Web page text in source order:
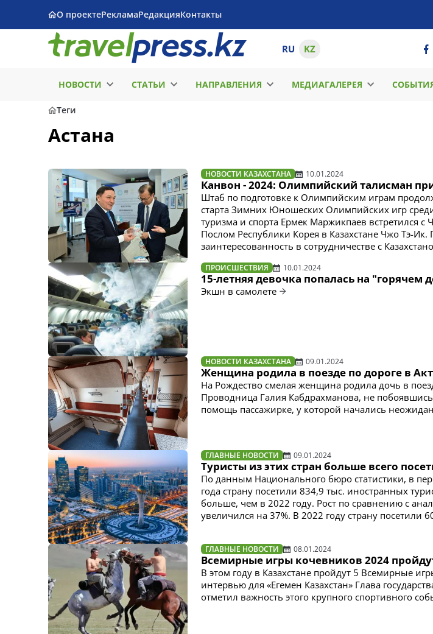
О проектеРекламаРедакцияКонтакты
RU KZ
НОВОСТИ СТАТЬИ НАПРАВЛЕНИЯ МЕДИАГАЛЕРЕЯ
Теги
Астана
НОВОСТИ КАЗАХСТАНА 10.01.2024
Канвон - 2024: Олимпийский талисман
Штаб по подготовке к Олимпийским играм
старта Зимних Юношеских Олимпийских игр
туризма и спорта Ермек Маржикпаев
Послом Республики Корея в Казахстане Чжо Тэ-
заинтересованность в сотрудничестве с
ПРОИСШЕСТВИЯ 10.01.2024
15-летняя девочка попалась на "горячем
Экшн в самолете
НОВОСТИ КАЗАХСТАНА 09.01.2024
Женщина родила в поезде по дороге в
На Рождество смелая женщина родила дочь в
Проводница Галия Кабдрахманова, не
помощь пассажирке, у которой начались
ГЛАВНЫЕ НОВОСТИ 09.01.2024
Туристы из этих стран больше всего
По данным Национального бюро статистики, в
года страну посетили 834,9 тыс. иностранных
больше, чем в 2022 году. Рост по сравнению с
увеличился на 37%. В 2022 году страну посетили
ГЛАВНЫЕ НОВОСТИ 08.01.2024
Всемирные игры кочевников 2024
В этом году в Казахстане пройдут 5 Всемирные
интервью для «Егемен Казахстан» Глава
отметил важность этого крупного спортивного